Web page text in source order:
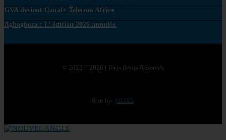
GVA devient Canal+ Telecom Africa
Agbogboza : L’ édition 2026 annulée
© 2022 – 2026 | Tous droits Réservés
Run by OTIYA